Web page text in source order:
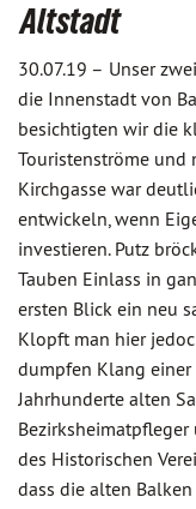
Altstadt
30.07.19 – Unser
die Innenstadt von
besichtigten wir die
Touristenströme und
Kirchgasse war
entwickeln, wenn
investieren. Putz
Tauben Einlass in
ersten Blick ein neu
Klopft man hier
dumpfen Klang
Jahrhunderte alten
des Historischen
dass die alten